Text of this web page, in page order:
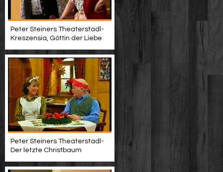
Peter Steiners Theaterstadl-
Kreszensia, Göttin der Liebe
Peter Steiners Theaterstadl-
Der letzte Christbaum